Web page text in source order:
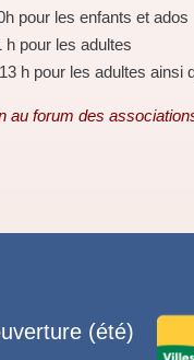
pour les enfants et ados
pour les adultes
h pour les adultes
au forum des
(été)